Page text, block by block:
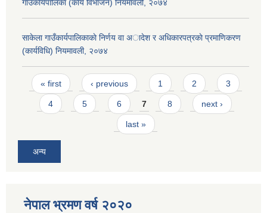
गाउँकार्यपालिका (कार्य विभाजन) नियमावली, २०७४
साकेला गाउँकार्यपालिकाकाे निर्णय वा अादेश र अधिकारपत्रकाे प्रमाणिकरण
(कार्यविधि) नियमावली, २०७४
Pages
« first ‹ previous 1 2 3
4 5 6 7 8 next ›
last »
अन्य
नेपाल भ्रमण वर्ष २०२०